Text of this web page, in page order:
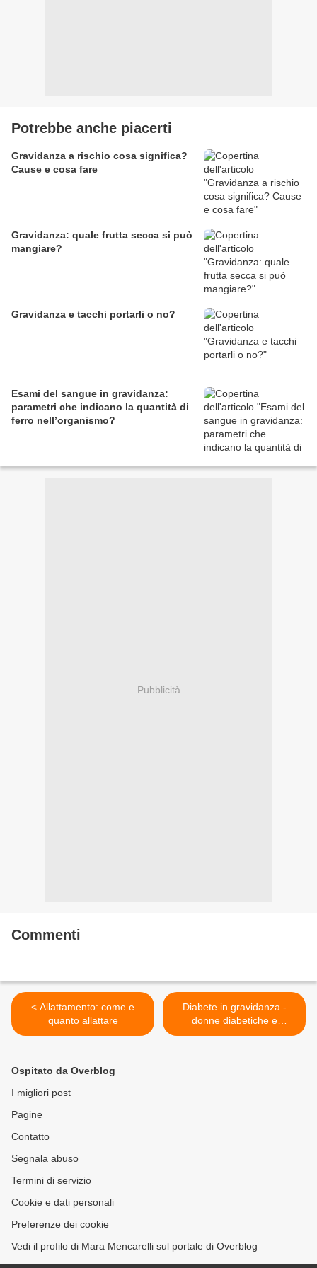
Potrebbe anche piacerti
Gravidanza a rischio cosa significa?
Cause e cosa fare
Gravidanza: quale frutta secca si può
mangiare?
Gravidanza e tacchi portarli o no?
Esami del sangue in gravidanza:
parametri che indicano la quantità di
ferro nell’organismo?
Pubblicità
Commenti
< Allattamento: come e
quanto allattare
Diabete in gravidanza -
donne diabetiche e
gravidanza >
Ospitato da Overblog
I migliori post
Pagine
Contatto
Segnala abuso
Termini di servizio
Cookie e dati personali
Preferenze dei cookie
Vedi il profilo di Mara Mencarelli sul portale di Overblog